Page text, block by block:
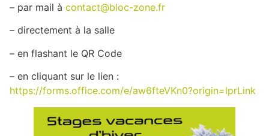
– par mail à contact@bloc-zone.fr
– directement à la salle
– en flashant le QR Code
– en cliquant sur le lien :
https://forms.office.com/e/aw6fteVKn0?origin=lprLink